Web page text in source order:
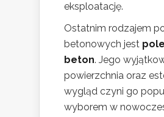
eksploatację.
Ostatnim rodzajem
betonowych jest
beton. Jego
powierzchnia oraz
wygląd czyni go
wyborem w